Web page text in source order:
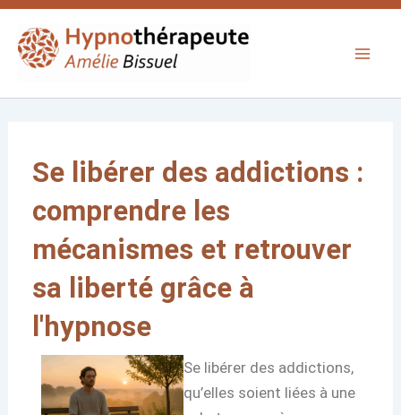
contenu
Se libérer des addictions :
comprendre les
mécanismes et retrouver
sa liberté grâce à
l'hypnose
Se libérer des addictions,
qu’elles soient liées à une